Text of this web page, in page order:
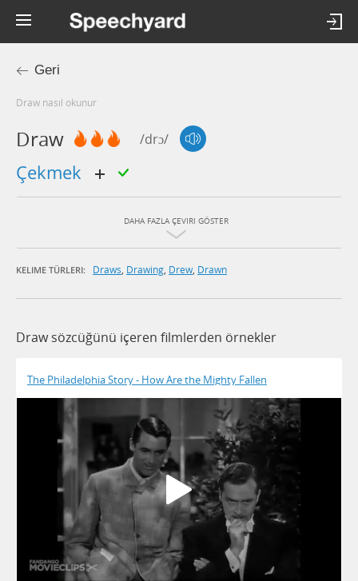
Geri
draw nasıl okunur
Draw /drɔ/
çekmek
DAHA FAZLA ÇEVIRI GÖSTER
KELIME TÜRLERI: Draws, Drawing, Drew, Drawn
Draw sözcüğünü içeren filmlerden örnekler
The Philadelphia Story - How Are the Mighty Fallen